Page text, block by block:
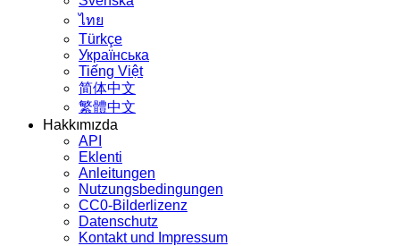
ไทย
Türkçe
Українська
Tiếng Việt
简体中文
繁體中文
Hakkımızda
API
Eklenti
Anleitungen
Nutzungsbedingungen
CC0-Bilderlizenz
Datenschutz
Kontakt und Impressum